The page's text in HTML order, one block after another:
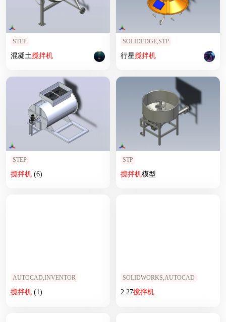
STEP
混凝土搅拌机
SOLIDEDGE,STP
行星搅拌机
STEP
搅拌机(6)
STP
搅拌机模型
AUTOCAD,INVENTOR
搅拌机(1)
SOLIDWORKS,AUTOCAD
2.27搅拌机